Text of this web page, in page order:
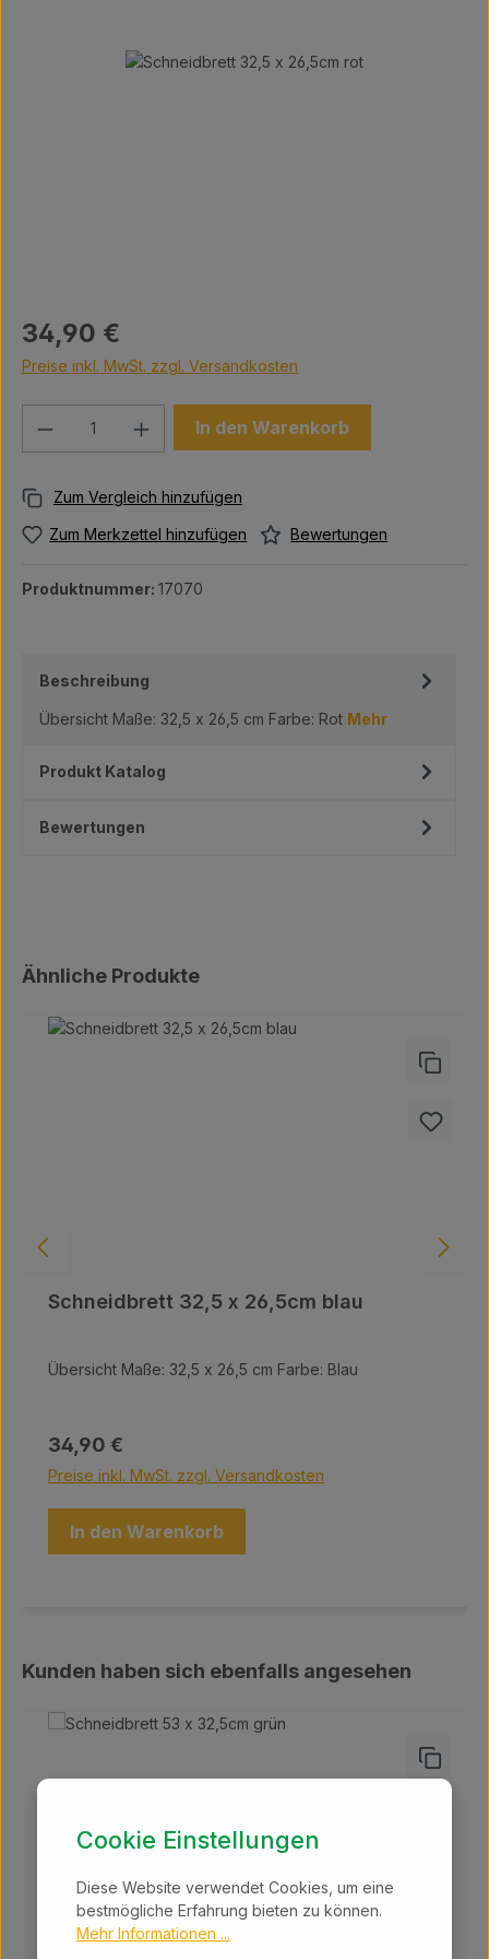
Bildergalerie überspringen
Regulärer Preis:
34,90 €
Preise inkl. MwSt. zzgl. Versandkosten
Produkt Anzahl: Gib den
In den Warenkorb
Zum Merkzettel hinzufügen Bewertungen
Produktnummer: 17070
Beschreibung
Übersicht Maße: 32,5 x 26,5 cm Farbe: Rot Mehr
Produkt Katalog
Bewertungen
Produktgalerie überspringen
Ähnliche Produkte
Schneidbrett 32,5 x 26,5cm blau
Übersicht Maße: 32,5 x 26,5 cm Farbe: Blau
Regulärer Preis:
34,90 €
Preise inkl. MwSt. zzgl. Versandkosten
In den Warenkorb
Produktgalerie überspringen
Kunden haben sich ebenfalls angesehen
Cookie Einstellungen
Diese Website verwendet Cookies, um eine
bestmögliche Erfahrung bieten zu können.
Mehr Informationen ...